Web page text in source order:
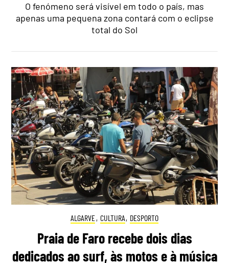
O fenómeno será visível em todo o país, mas
apenas uma pequena zona contará com o eclipse
total do Sol
ALGARVE, CULTURA, DESPORTO
Praia de Faro recebe dois dias
dedicados ao surf, às motos e à música